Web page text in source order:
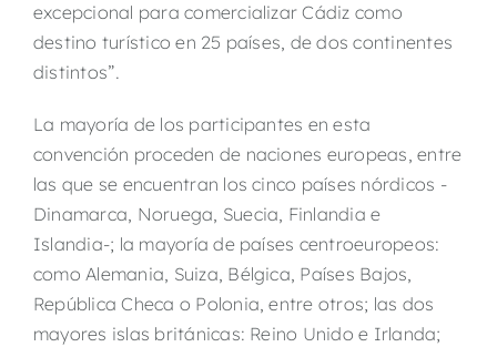
excepcional para comercializar Cádiz como
destino turístico en 25 países, de dos continentes
distintos”.
La mayoría de los participantes en esta
convención proceden de naciones europeas, entre
las que se encuentran los cinco países nórdicos -
Dinamarca, Noruega, Suecia, Finlandia e
Islandia-; la mayoría de países centroeuropeos:
como Alemania, Suiza, Bélgica, Países Bajos,
República Checa o Polonia, entre otros; las dos
mayores islas británicas: Reino Unido e Irlanda;